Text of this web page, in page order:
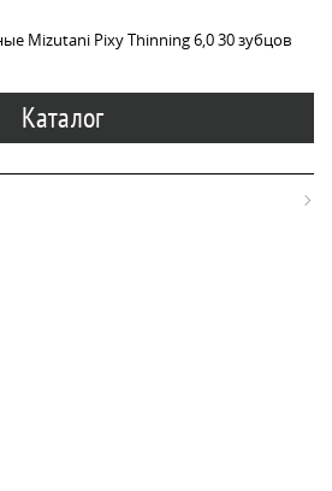
Mizutani Pixy Thinning 6,0 30 зубцов
Каталог